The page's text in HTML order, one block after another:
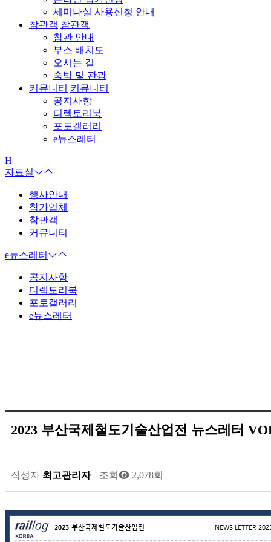
세미나실 사용신청 안내
참관객 참관객
참관 안내
부스 배치도
오시는 길
숙박 및 관광
커뮤니티 커뮤니티
공지사항
디렉토리북
포토갤러리
e뉴스레터
H
자료실
행사안내
참가업체
참관객
커뮤니티
e뉴스레터
공지사항
디렉토리북
포토갤러리
e뉴스레터
2023 부산국제철도기술산업전 뉴스레터
작성자 최고관리자 조회 2,078회